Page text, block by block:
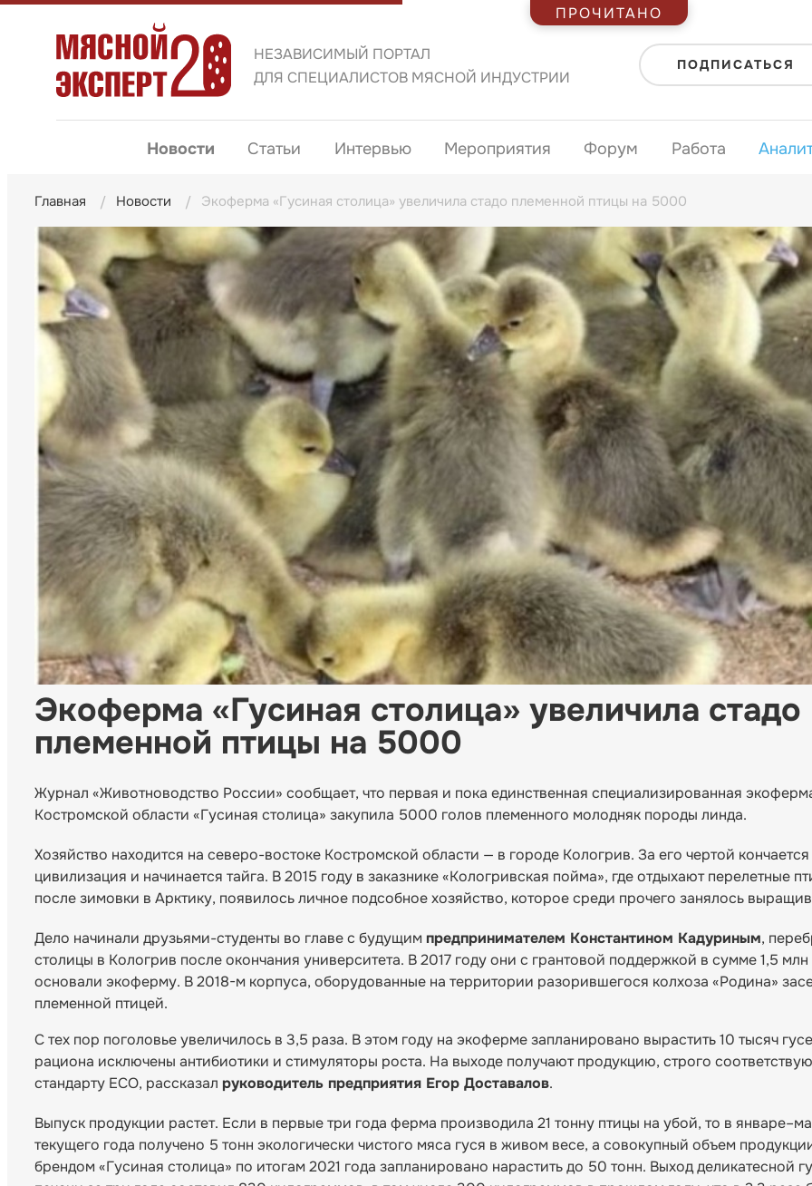
НЕЗАВИСИМЫЙ ПОРТАЛ
ДЛЯ СПЕЦИАЛИСТОВ МЯСНОЙ ИНДУСТРИИ
ПОДПИСАТЬСЯ
Новости Статьи Интервью Мероприятия Форум Работа
Главная Новости Экоферма «Гусиная столица» увеличила стадо племенной птицы на 5000
Экоферма «Гусиная столица» увеличила стадо
племенной птицы на 5000
Журнал «Животноводство России» сообщает, что первая и пока единственная специализированная
Костромской области «Гусиная столица» закупила 5000 голов племенного молодняк породы линда.
Хозяйство находится на северо-востоке Костромской области — в городе Кологрив. За его чертой кончается
цивилизация и начинается тайга. В 2015 году в заказнике «Кологривская пойма», где отдыхают перелетные
после зимовки в Арктику, появилось личное подсобное хозяйство, которое среди прочего занялось
Дело начинали друзьями-студенты во главе с будущим предпринимателем Константином Кадуриным,
столицы в Кологрив после окончания университета. В 2017 году они с грантовой поддержкой в сумме 1,5
основали экоферму. В 2018-м корпуса, оборудованные на территории разорившегося колхоза «Родина»
племенной птицей.
С тех пор поголовье увеличилось в 3,5 раза. В этом году на экоферме запланировано вырастить 10 тысяч
рациона исключены антибиотики и стимуляторы роста. На выходе получают продукцию, строго
стандарту ECO, рассказал руководитель предприятия Егор Доставалов.
Выпуск продукции растет. Если в первые три года ферма производила 21 тонну птицы на убой, то в
текущего года получено 5 тонн экологически чистого мяса гуся в живом весе, а совокупный объем
брендом «Гусиная столица» по итогам 2021 года запланировано нарастить до 50 тонн. Выход деликатесной
ПРОЧИТАНО